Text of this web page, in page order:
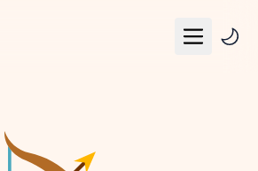
Меню
Матрица судьбы